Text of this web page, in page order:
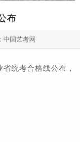
布
中国艺考网
统考合格线公布，